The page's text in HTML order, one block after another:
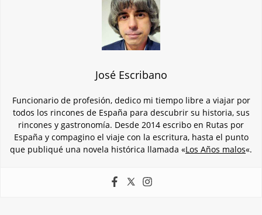
José Escribano
Funcionario de profesión, dedico mi tiempo libre a viajar por
todos los rincones de España para descubrir su historia, sus
rincones y gastronomía. Desde 2014 escribo en Rutas por
España y compagino el viaje con la escritura, hasta el punto
que publiqué una novela histórica llamada «Los Años malos«.